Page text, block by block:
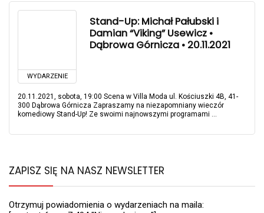
WYDARZENIE
Stand-Up: Michał Pałubski i
Damian “Viking” Usewicz •
Dąbrowa Górnicza • 20.11.2021
20.11.2021, sobota, 19:00 Scena w Villa Moda ul. Kościuszki 4B, 41-
300 Dąbrowa Górnicza Zapraszamy na niezapomniany wieczór
komediowy Stand-Up! Ze swoimi najnowszymi programami ...
ZAPISZ SIĘ NA NASZ NEWSLETTER
Otrzymuj powiadomienia o wydarzeniach na maila: